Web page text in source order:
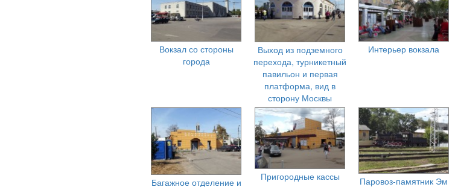
Вокзал со стороны
города
Выход из подземного
перехода, турникетный
павильон и первая
платформа, вид в
сторону Москвы
Интерьер вокзала
Багажное отделение и
Пригородные кассы
Паровоз-памятник Эм